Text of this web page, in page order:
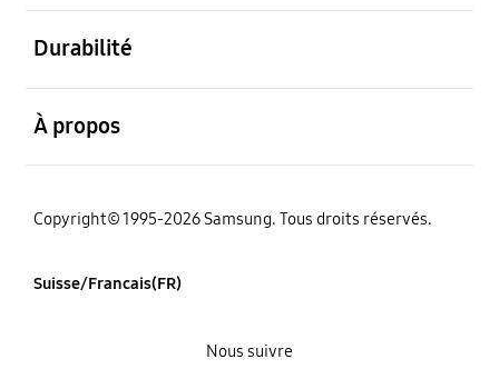
Durabilité
À propos
Copyright© 1995-2026 Samsung. Tous droits réservés.
Suisse/Francais(FR)
Nous suivre